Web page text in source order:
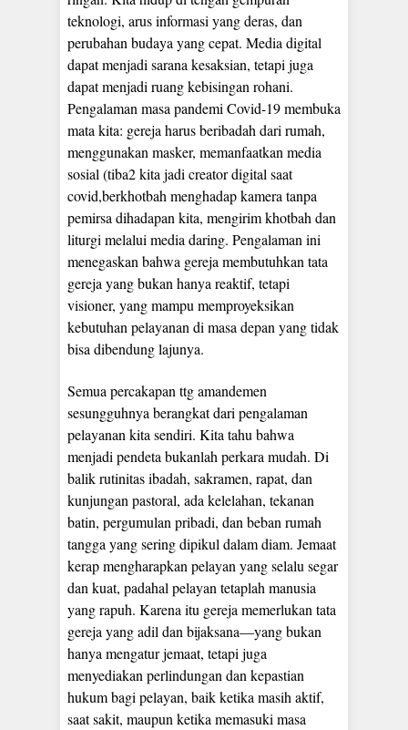
teknologi, arus informasi yang deras, dan
perubahan budaya yang cepat. Media digital
dapat menjadi sarana kesaksian, tetapi juga
dapat menjadi ruang kebisingan rohani.
Pengalaman masa pandemi Covid-19 membuka
mata kita: gereja harus beribadah dari rumah,
menggunakan masker, memanfaatkan media
sosial (tiba2 kita jadi creator digital saat
covid,berkhotbah menghadap kamera tanpa
pemirsa dihadapan kita, mengirim khotbah dan
liturgi melalui media daring. Pengalaman ini
menegaskan bahwa gereja membutuhkan tata
gereja yang bukan hanya reaktif, tetapi
visioner, yang mampu memproyeksikan
kebutuhan pelayanan di masa depan yang tidak
bisa dibendung lajunya.
Semua percakapan ttg amandemen
sesungguhnya berangkat dari pengalaman
pelayanan kita sendiri. Kita tahu bahwa
menjadi pendeta bukanlah perkara mudah. Di
balik rutinitas ibadah, sakramen, rapat, dan
kunjungan pastoral, ada kelelahan, tekanan
batin, pergumulan pribadi, dan beban rumah
tangga yang sering dipikul dalam diam. Jemaat
kerap mengharapkan pelayan yang selalu segar
dan kuat, padahal pelayan tetaplah manusia
yang rapuh. Karena itu gereja memerlukan tata
gereja yang adil dan bijaksana—yang bukan
hanya mengatur jemaat, tetapi juga
menyediakan perlindungan dan kepastian
hukum bagi pelayan, baik ketika masih aktif,
saat sakit, maupun ketika memasuki masa